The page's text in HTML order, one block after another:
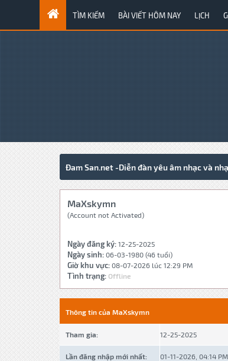
TÌM KIẾM BÀI VIẾT HÔM NAY LỊCH
Đam San.net -Diễn đàn yêu âm nhạc và
MaXskymn
(Account not Activated)
Ngày đăng ký:12-25-2025
Ngày sinh:06-03-1980 (46 tuổi)
Giờ khu vực:08-07-2026 lúc 12:29 PM
Tình trạng: Offline
Thông tin của MaXskymn
Tham gia: 12-25-2025
Lần đăng nhập mới nhất: 01-11-2026, 04:14 PM